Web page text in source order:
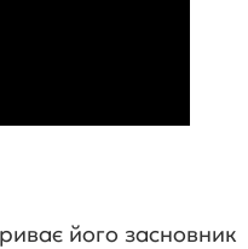
його засновник